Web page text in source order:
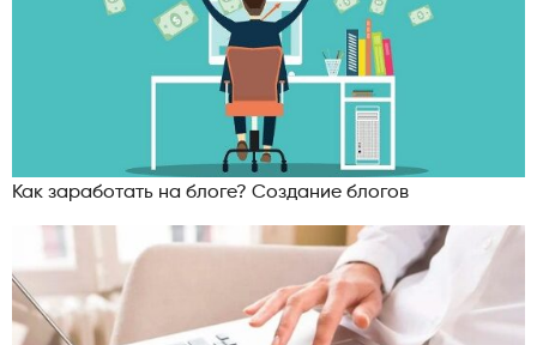
Как заработать на блоге? Создание блогов